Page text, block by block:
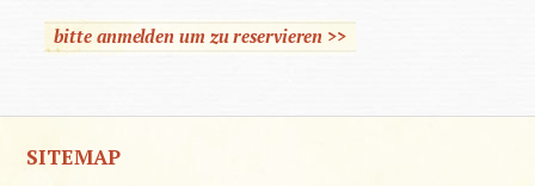
bitte anmelden um zu reservieren >>
SITEMAP